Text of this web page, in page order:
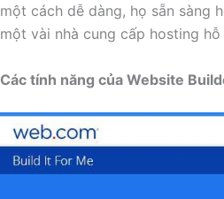
một cách dễ dàng, họ sẵn sàng
một vài nhà cung cấp hosting
Các tính năng của Website